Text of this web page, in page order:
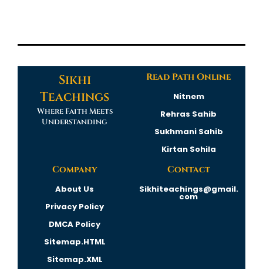
Sikhi
Teachings
Where Faith Meets
Understanding
Read Path Online
Nitnem
Rehras Sahib
Sukhmani Sahib
Kirtan Sohila
Company
About Us
Privacy Policy
DMCA Policy
Sitemap.HTML
Sitemap.XML
Contact
Sikhiteachings@gmail.
com